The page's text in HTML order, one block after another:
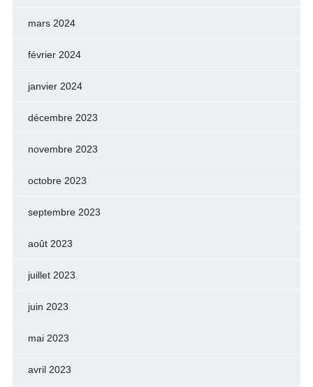
mars 2024
février 2024
janvier 2024
décembre 2023
novembre 2023
octobre 2023
septembre 2023
août 2023
juillet 2023
juin 2023
mai 2023
avril 2023